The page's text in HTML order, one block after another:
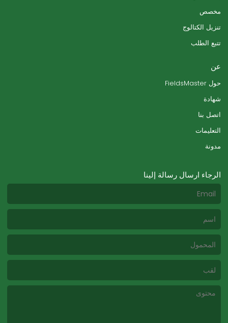
مخصص
تنزيل الكتالوج
تتبع الطلب
عن
حول FieldsMaster
شهادة
اتصل بنا
التعليمات
مدونة
الرجاء ارسال رسالة إلينا